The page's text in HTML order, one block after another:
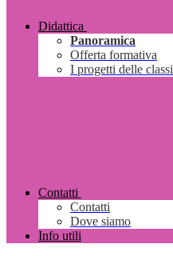
Didattica
Panoramica
Offerta formativa
I progetti delle classi
Contatti
Contatti
Dove siamo
Info utili